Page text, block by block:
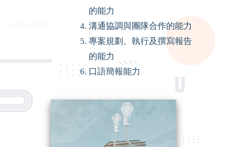
的能力
溝通協調與團隊合作的能力
專案規劃、執行及撰寫報告
的能力
口語簡報能力